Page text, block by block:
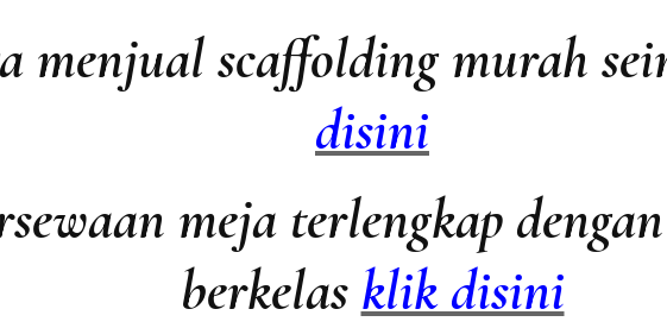
menjual scaffolding murah
disini
meja terlengkap
berkelas klik disini